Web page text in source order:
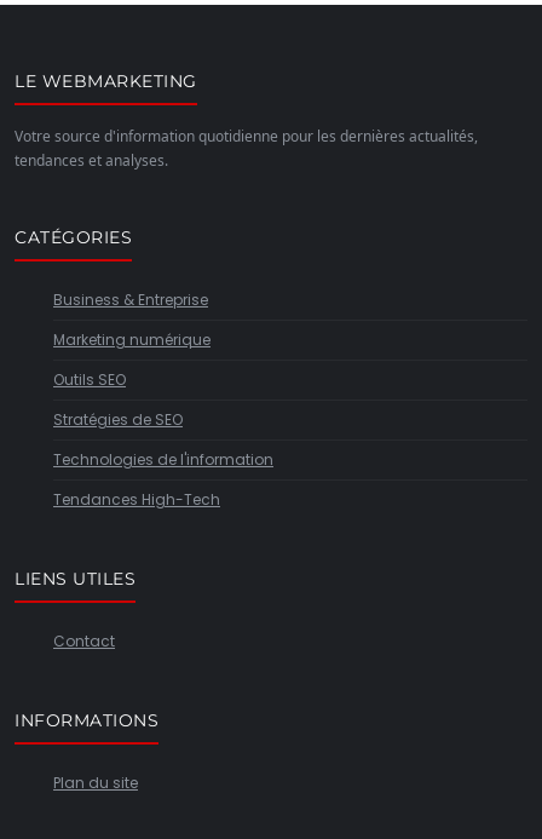
LE WEBMARKETING
Votre source d'information quotidienne pour les dernières actualités,
tendances et analyses.
CATÉGORIES
Business & Entreprise
Marketing numérique
Outils SEO
Stratégies de SEO
Technologies de l'information
Tendances High-Tech
LIENS UTILES
Contact
INFORMATIONS
Plan du site